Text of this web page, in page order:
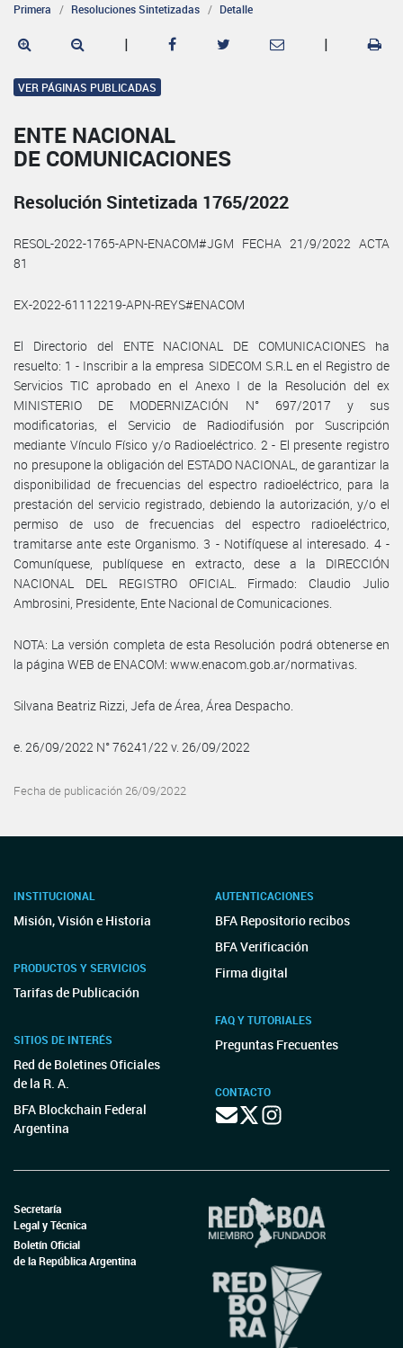
Primera Resoluciones Sintetizadas Detalle
| |
VER PÁGINAS PUBLICADAS
ENTE NACIONAL
DE COMUNICACIONES
Resolución Sintetizada 1765/2022
RESOL-2022-1765-APN-ENACOM#JGM FECHA 21/9/2022 ACTA
81
EX-2022-61112219-APN-REYS#ENACOM
El Directorio del ENTE NACIONAL DE COMUNICACIONES ha
resuelto: 1 - Inscribir a la empresa SIDECOM S.R.L en el Registro de
Servicios TIC aprobado en el Anexo I de la Resolución del ex
MINISTERIO DE MODERNIZACIÓN N° 697/2017 y sus
modificatorias, el Servicio de Radiodifusión por Suscripción
mediante Vínculo Físico y/o Radioeléctrico. 2 - El presente registro
no presupone la obligación del ESTADO NACIONAL, de garantizar la
disponibilidad de frecuencias del espectro radioeléctrico, para la
prestación del servicio registrado, debiendo la autorización, y/o el
permiso de uso de frecuencias del espectro radioeléctrico,
tramitarse ante este Organismo. 3 - Notifíquese al interesado. 4 -
Comuníquese, publíquese en extracto, dese a la DIRECCIÓN
NACIONAL DEL REGISTRO OFICIAL. Firmado: Claudio Julio
Ambrosini, Presidente, Ente Nacional de Comunicaciones.
NOTA: La versión completa de esta Resolución podrá obtenerse en
la página WEB de ENACOM: www.enacom.gob.ar/normativas.
Silvana Beatriz Rizzi, Jefa de Área, Área Despacho.
e. 26/09/2022 N° 76241/22 v. 26/09/2022
Fecha de publicación 26/09/2022
INSTITUCIONAL
Misión, Visión e Historia
PRODUCTOS Y SERVICIOS
Tarifas de Publicación
SITIOS DE INTERÉS
Red de Boletines Oficiales
de la R. A.
BFA Blockchain Federal
Argentina
AUTENTICACIONES
BFA Repositorio recibos
BFA Verificación
Firma digital
FAQ Y TUTORIALES
Preguntas Frecuentes
CONTACTO
Secretaría
Legal y Técnica
Boletín Oficial
de la República Argentina